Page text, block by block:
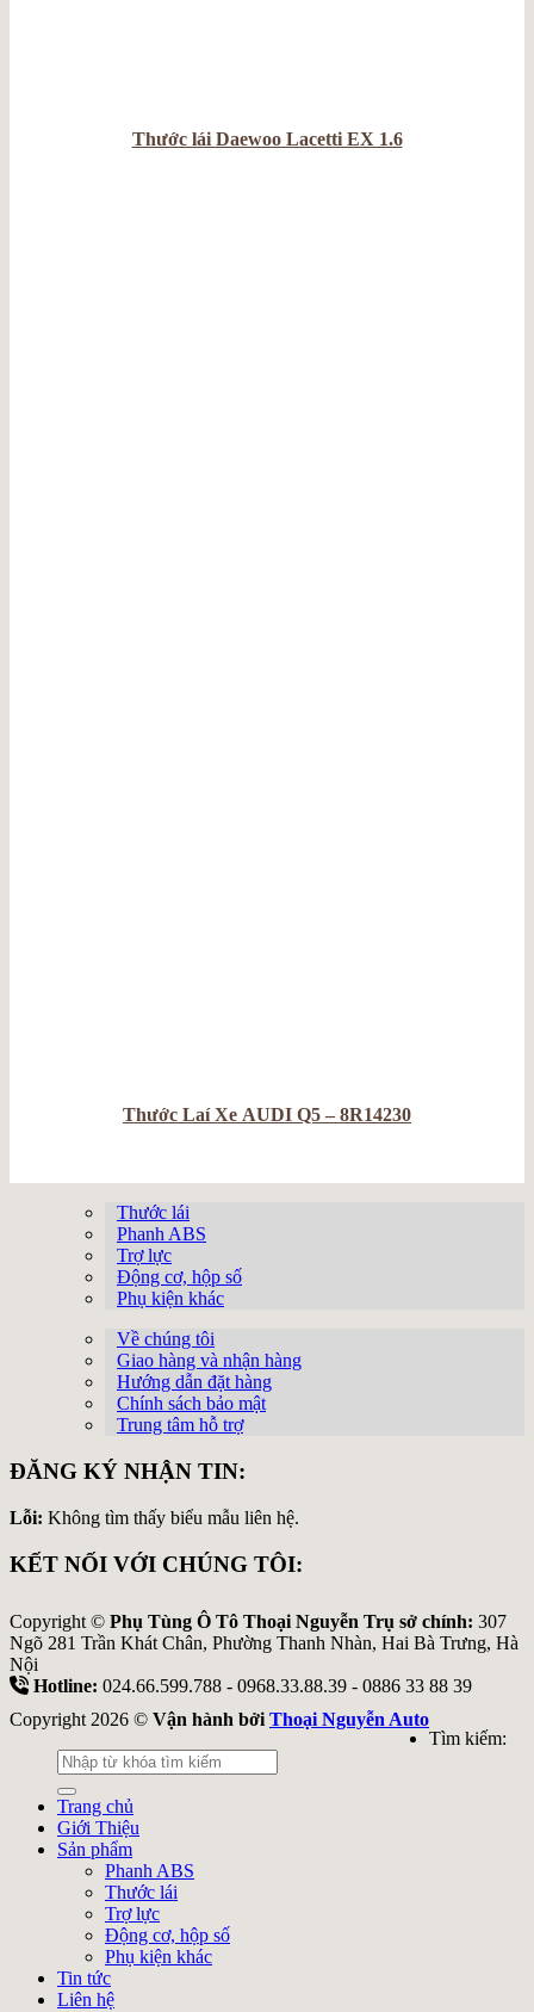
Thước lái Daewoo Lacetti EX 1.6
Thước Laí Xe AUDI Q5 – 8R14230
Thước lái
Phanh ABS
Trợ lực
Động cơ, hộp số
Phụ kiện khác
Về chúng tôi
Giao hàng và nhận hàng
Hướng dẫn đặt hàng
Chính sách bảo mật
Trung tâm hỗ trợ
ĐĂNG KÝ NHẬN TIN:
Lỗi: Không tìm thấy biểu mẫu liên hệ.
KẾT NỐI VỚI CHÚNG TÔI:
Copyright © Phụ Tùng Ô Tô Thoại Nguyễn Trụ sở chính: 307
Ngõ 281 Trần Khát Chân, Phường Thanh Nhàn, Hai Bà Trưng, Hà
Nội
Hotline: 024.66.599.788 - 0968.33.88.39 - 0886 33 88 39
Copyright 2026 © Vận hành bởi Thoại Nguyễn Auto
Tìm kiếm:
Trang chủ
Giới Thiệu
Sản phẩm
Phanh ABS
Thước lái
Trợ lực
Động cơ, hộp số
Phụ kiện khác
Tin tức
Liên hệ